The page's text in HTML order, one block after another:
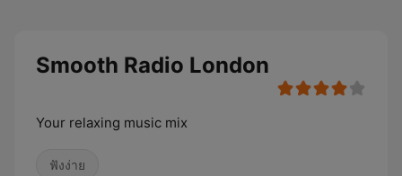
Smooth Radio London
Your relaxing music mix
ฟังง่าย